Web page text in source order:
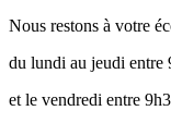
Nous restons à votre
du lundi au jeudi entre
et le vendredi entre